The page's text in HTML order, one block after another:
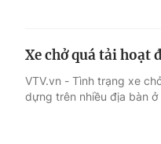
Xe chở quá tải hoạt
VTV.vn - Tình trạng xe
dựng trên nhiều địa bàn